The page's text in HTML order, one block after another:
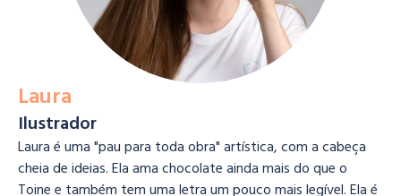
Laura
Ilustrador
Laura é uma "pau para toda obra" artística, com a cabeça
cheia de ideias. Ela ama chocolate ainda mais do que o
Toine e também tem uma letra um pouco mais legível. Ela é